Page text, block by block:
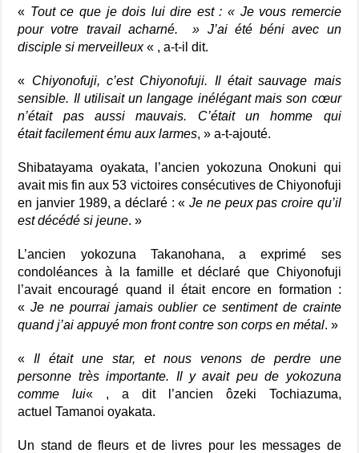
« Tout ce que je dois lui dire est : « Je vous remercie
pour votre travail acharné. » J’ai été béni avec un
disciple si merveilleux« , a-t-il dit.
« Chiyonofuji, c’est Chiyonofuji. Il était sauvage mais
sensible. Il utilisait un langage inélégant mais son cœur
n’était pas aussi mauvais. C’était un homme qui
était facilement ému aux larmes, » a-t-ajouté.
Shibatayama oyakata, l’ancien yokozuna Onokuni qui
avait mis fin aux 53 victoires consécutives de Chiyonofuji
en janvier 1989, a déclaré : «Je ne peux pas croire qu’il
est décédé si jeune. »
L’ancien yokozuna Takanohana, a exprimé ses
condoléances à la famille et déclaré que Chiyonofuji
l’avait encouragé quand il était encore en formation :
«Je ne pourrai jamais oublier ce sentiment de crainte
quand j’ai appuyé mon front contre son corps en métal. »
«Il était une star, et nous venons de perdre une
personne très importante. Il y avait peu de yokozuna
comme lui« , a dit l’ancien ôzeki Tochiazuma,
actuel Tamanoi oyakata.
Un stand de fleurs et de livres pour les messages de